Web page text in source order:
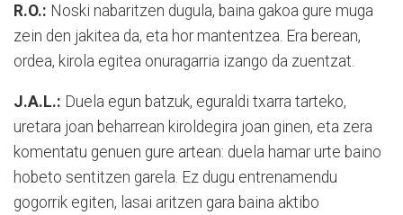
R.O.: Noski nabaritzen dugula, baina gakoa gure muga
zein den jakitea da, eta hor mantentzea. Era berean,
ordea, kirola egitea onuragarria izango da zuentzat.
J.A.L.: Duela egun batzuk, eguraldi txarra tarteko,
uretara joan beharrean kiroldegira joan ginen, eta zera
komentatu genuen gure artean: duela hamar urte baino
hobeto sentitzen garela. Ez dugu entrenamendu
gogorrik egiten, lasai aritzen gara baina aktibo